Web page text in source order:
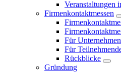
Veranstaltungen
Firmenkontaktmessen
Für
Für
Rückblicke
Gründung